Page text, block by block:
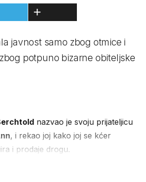
javnost samo zbog otmice i
potpuno bizarne obiteljske
nazvao je svoju prijateljicu
, i rekao joj kako joj se kćer
i prodaje drogu.